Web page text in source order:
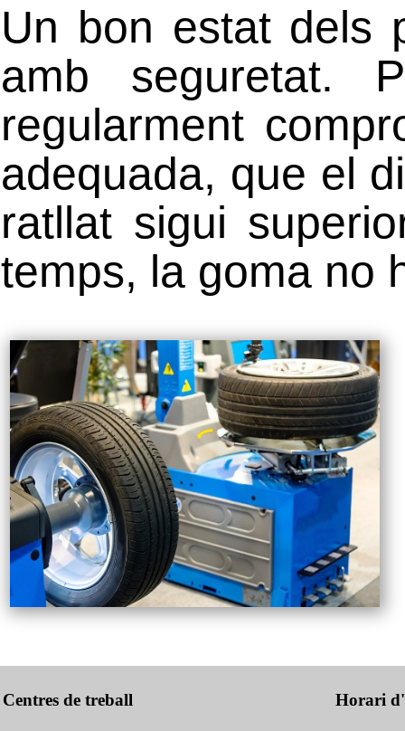
Un bon estat dels
amb seguretat.
regularment
adequada, que el
ratllat sigui
temps, la goma no
Centres de treball Horari